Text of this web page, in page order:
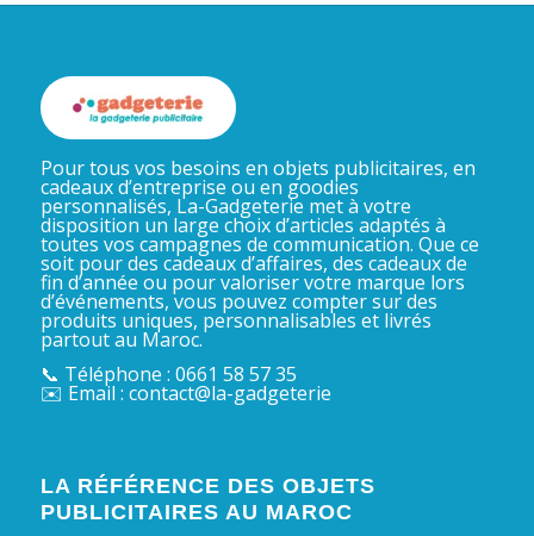
Pour tous vos besoins en objets publicitaires, en
cadeaux d’entreprise ou en goodies
personnalisés, La-Gadgeterie met à votre
disposition un large choix d’articles adaptés à
toutes vos campagnes de communication. Que ce
soit pour des cadeaux d’affaires, des cadeaux de
fin d’année ou pour valoriser votre marque lors
d’événements, vous pouvez compter sur des
produits uniques, personnalisables et livrés
partout au Maroc.
📞 Téléphone : 0661 58 57 35
✉️ Email : contact@la-gadgeterie
LA RÉFÉRENCE DES OBJETS
PUBLICITAIRES AU MAROC